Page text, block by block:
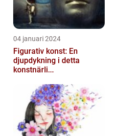
04 januari 2024
Figurativ konst: En
djupdykning i detta
konstnärli...